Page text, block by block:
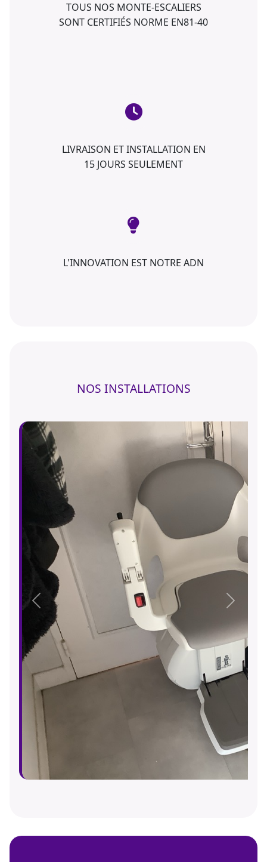
TOUS NOS MONTE-ESCALIERS
SONT CERTIFIÉS NORME EN81-40
LIVRAISON ET INSTALLATION EN
15 JOURS SEULEMENT
L'INNOVATION EST NOTRE ADN
NOS INSTALLATIONS
Précédent Suivant